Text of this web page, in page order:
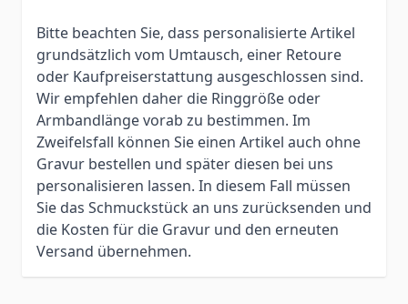
Bitte beachten Sie, dass personalisierte Artikel
grundsätzlich vom Umtausch, einer Retoure
oder Kaufpreiserstattung ausgeschlossen sind.
Wir empfehlen daher die Ringgröße oder
Armbandlänge vorab zu bestimmen. Im
Zweifelsfall können Sie einen Artikel auch ohne
Gravur bestellen und später diesen bei uns
personalisieren lassen. In diesem Fall müssen
Sie das Schmuckstück an uns zurücksenden und
die Kosten für die Gravur und den erneuten
Versand übernehmen.